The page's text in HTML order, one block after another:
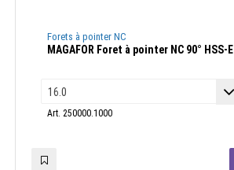
Forets à pointer NC
MAGAFOR Foret à pointer NC 90° HSS-E
Art. 250000.1000